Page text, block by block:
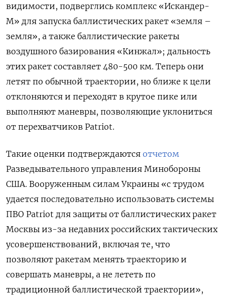
видимости, подверглись комплекс «Искандер-
М» для запуска баллистических ракет «земля –
земля», а также баллистические ракеты
воздушного базирования «Кинжал»; дальность
этих ракет составляет 480-500 км. Теперь они
летят по обычной траектории, но ближе к цели
отклоняются и переходят в крутое пике или
выполняют маневры, позволяющие уклониться
от перехватчиков Patriot.
Такие оценки подтверждаются отчетом
Разведывательного управления Минобороны
США. Вооруженным силам Украины «с трудом
удается последовательно использовать системы
ПВО Patriot для защиты от баллистических ракет
Москвы из-за недавних российских тактических
усовершенствований, включая те, что
позволяют ракетам менять траекторию и
совершать маневры, а не лететь по
традиционной баллистической траектории»,